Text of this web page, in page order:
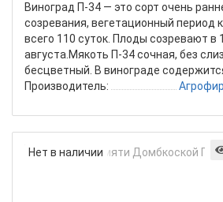
Виноград П-34 — это сорт очень
созревания, вегетационный период
всего 110 суток. Плоды созревают в
августа.Мякоть П-34 сочная, без
бесцветный. В винограде
Производитель:
Нет в наличии